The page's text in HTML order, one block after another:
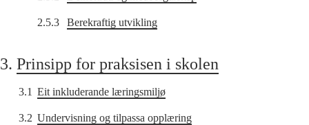
2.5.3 Berekraftig utvikling
3. Prinsipp for praksisen i skolen
3.1 Eit inkluderande læringsmiljø
3.2 Undervisning og tilpassa opplæring